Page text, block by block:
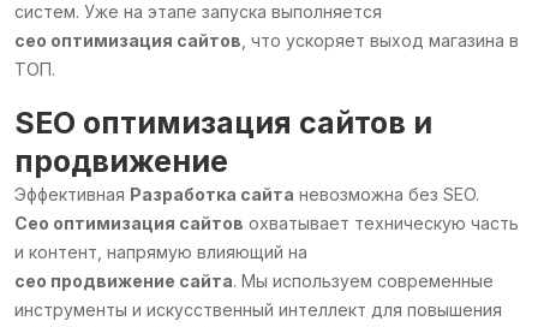
систем. Уже на этапе запуска выполняется
сео оптимизация сайтов , что ускоряет выход магазина в
ТОП.
SEO оптимизация сайтов и
продвижение
Эффективная Разработка сайта невозможна без SEO.
Сео оптимизация сайтов охватывает техническую часть
и контент, напрямую влияющий на
сео продвижение сайта. Мы используем современные
инструменты и искусственный интеллект для повышения